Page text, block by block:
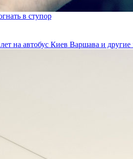
в ступор
на автобус Киев Варшава и